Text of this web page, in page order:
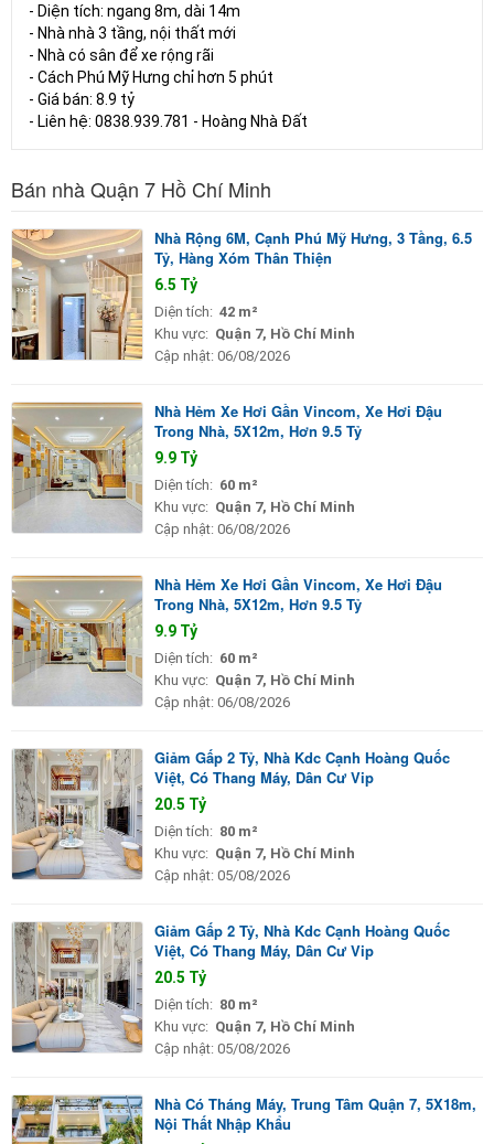
- Diện tích: ngang 8m, dài 14m
- Nhà nhà 3 tầng, nội thất mới
- Nhà có sân để xe rộng rãi
- Cách Phú Mỹ Hưng chỉ hơn 5 phút
- Giá bán: 8.9 tỷ
- Liên hệ: 0838.939.781 - Hoàng Nhà Đất
Bán nhà Quận 7 Hồ Chí Minh
Nhà Rộng 6M, Cạnh Phú Mỹ Hưng, 3 Tầng, 6.5
Tỷ, Hàng Xóm Thân Thiện
6.5 Tỷ
Diện tích: 42 m²
Khu vực: Quận 7, Hồ Chí Minh
Cập nhật: 06/08/2026
Nhà Hẻm Xe Hơi Gần Vincom, Xe Hơi Đậu
Trong Nhà, 5X12m, Hơn 9.5 Tỷ
9.9 Tỷ
Diện tích: 60 m²
Khu vực: Quận 7, Hồ Chí Minh
Cập nhật: 06/08/2026
Nhà Hẻm Xe Hơi Gần Vincom, Xe Hơi Đậu
Trong Nhà, 5X12m, Hơn 9.5 Tỷ
9.9 Tỷ
Diện tích: 60 m²
Khu vực: Quận 7, Hồ Chí Minh
Cập nhật: 06/08/2026
Giảm Gấp 2 Tỷ, Nhà Kdc Cạnh Hoàng Quốc
Việt, Có Thang Máy, Dân Cư Vip
20.5 Tỷ
Diện tích: 80 m²
Khu vực: Quận 7, Hồ Chí Minh
Cập nhật: 05/08/2026
Giảm Gấp 2 Tỷ, Nhà Kdc Cạnh Hoàng Quốc
Việt, Có Thang Máy, Dân Cư Vip
20.5 Tỷ
Diện tích: 80 m²
Khu vực: Quận 7, Hồ Chí Minh
Cập nhật: 05/08/2026
Nhà Có Tháng Máy, Trung Tâm Quận 7, 5X18m,
Nội Thất Nhập Khẩu